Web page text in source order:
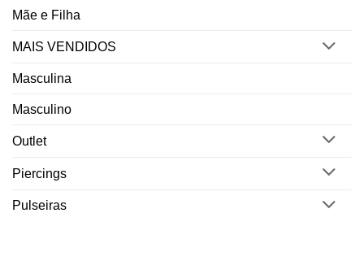
Mãe e Filha
MAIS VENDIDOS
Masculina
Masculino
Outlet
Piercings
Pulseiras